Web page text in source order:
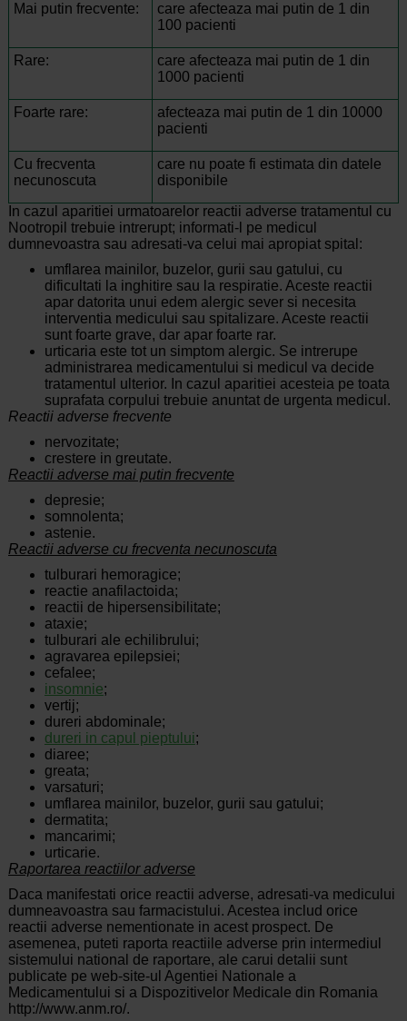
Mai putin frecvente:
care afecteaza mai putin de 1 din
100 pacienti
Rare:
care afecteaza mai putin de 1 din
1000 pacienti
Foarte rare:
afecteaza mai putin de 1 din 10000
pacienti
Cu frecventa
necunoscuta
care nu poate fi estimata din datele
disponibile
In cazul aparitiei urmatoarelor reactii adverse tratamentul cu
Nootropil trebuie intrerupt; informati-l pe medicul
dumnevoastra sau adresati-va celui mai apropiat spital:
umflarea mainilor, buzelor, gurii sau gatului, cu
dificultati la inghitire sau la respiratie. Aceste reactii
apar datorita unui edem alergic sever si necesita
interventia medicului sau spitalizare. Aceste reactii
sunt foarte grave, dar apar foarte rar.
urticaria este tot un simptom alergic. Se intrerupe
administrarea medicamentului si medicul va decide
tratamentul ulterior. In cazul aparitiei acesteia pe toata
suprafata corpului trebuie anuntat de urgenta medicul.
Reactii adverse frecvente
nervozitate;
crestere in greutate.
Reactii adverse mai putin frecvente
depresie;
somnolenta;
astenie.
Reactii adverse cu frecventa necunoscuta
tulburari hemoragice;
reactie anafilactoida;
reactii de hipersensibilitate;
ataxie;
tulburari ale echilibrului;
agravarea epilepsiei;
cefalee;
insomnie;
vertij;
dureri abdominale;
dureri in capul pieptului;
diaree;
greata;
varsaturi;
umflarea mainilor, buzelor, gurii sau gatului;
dermatita;
mancarimi;
urticarie.
Raportarea reactiilor adverse
Daca manifestati orice reactii adverse, adresati-va medicului
dumneavoastra sau farmacistului. Acestea includ orice
reactii adverse nementionate in acest prospect. De
asemenea, puteti raporta reactiile adverse prin intermediul
sistemului national de raportare, ale carui detalii sunt
publicate pe web-site-ul Agentiei Nationale a
Medicamentului si a Dispozitivelor Medicale din Romania
http://www.anm.ro/.